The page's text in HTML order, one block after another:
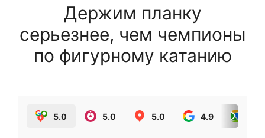
Держим планку
серьезнее, чем чемпионы
по фигурному катанию
5.0 5.0 5.0 4.9